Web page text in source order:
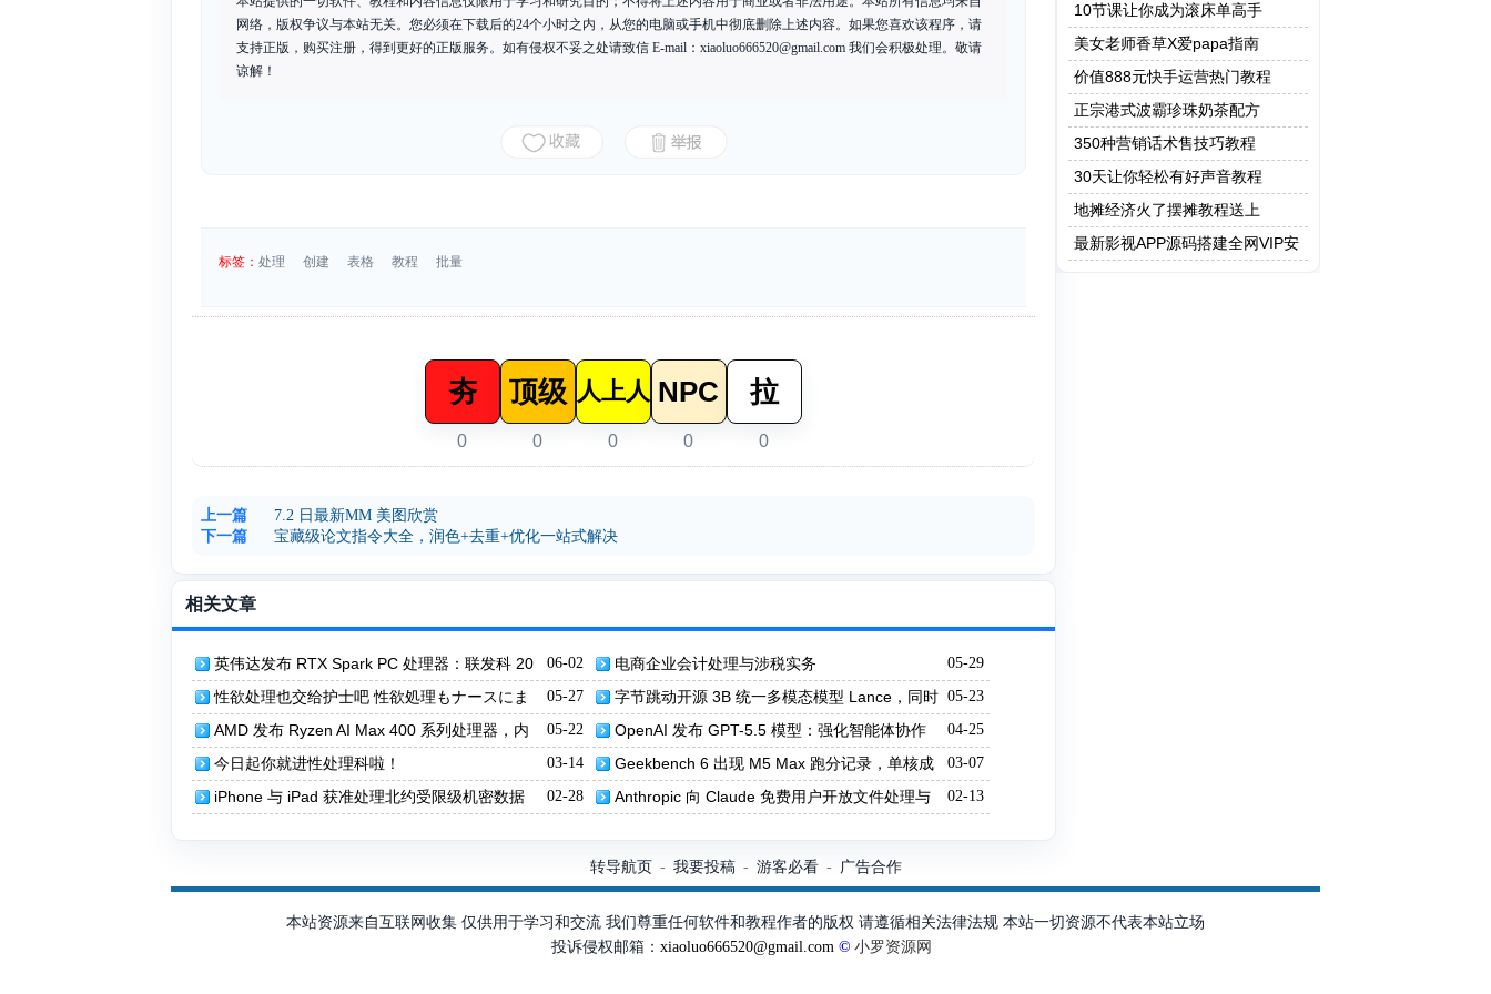
网络，版权争议与本站无关。您必须在下载后的24个小时之内，从您的电脑或手机中彻底删除上述内容。如果您喜欢该程序，请
支持正版，购买注册，得到更好的正版服务。如有侵权不妥之处请致信 E-mail： xiaoluo666520@gmail.com 我们会积极处理。敬请
谅解！
标签： 处理 创建 表格 教程 批量
夯
0
顶级
0
人上人
0
NPC
0
拉
0
上一篇
7.2 日最新MM 美图欣赏
下一篇
宝藏级论文指令大全，润色+去重+优化一站式解决
相关文章
06-02
英伟达发布 RTX Spark PC 处理器：联发科 20
核 CPU + RTX GPU，秋季上市
05-29
电商企业会计处理与涉税实务
05-27
性欲处理也交给护士吧 性欲処理もナースにま
かせて
05-23
字节跳动开源 3B 统一多模态模型 Lance，同时
处理图像视频理解与生成
05-22
AMD 发布 Ryzen AI Max 400 系列处理器，内
存上限提升至 192 GB
04-25
OpenAI 发布 GPT-5.5 模型：强化智能体协作
与端到端任务处理能力
03-14
今日起你就进性处理科啦！ 03-07
Geekbench 6 出现 M5 Max 跑分记录，单核成
绩超过其他消费级 PC 处理器，多核成绩高于 M3 Ultr
02-28
iPhone 与 iPad 获准处理北约受限级机密数据 02-13
Anthropic 向 Claude 免费用户开放文件处理与
保健操
10节课让你成为滚床单高手
美女老师香草X爱papa指南
价值888元快手运营热门教程
正宗港式波霸珍珠奶茶配方
350种营销话术售技巧教程
30天让你轻松有好声音教程
地摊经济火了摆摊教程送上
最新影视APP源码搭建全网VIP安
卓 Apicould非蓝鸟e4a 附成品app
转导航页 - 我要投稿- 游客必看- 广告合作
本站资源来自互联网收集 仅供用于学习和交流 我们尊重任何软件和教程作者的版权 请遵循相关法律法规 本站一切资源不代表本站立场
投诉侵权邮箱： xiaoluo666520@gmail.com © 小罗资源网